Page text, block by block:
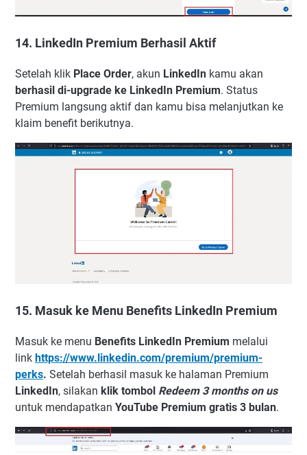
14. LinkedIn Premium Berhasil Aktif
Setelah klik Place Order, akun LinkedIn kamu akan
berhasil di-upgrade ke LinkedIn Premium. Status
Premium langsung aktif dan kamu bisa melanjutkan ke
klaim benefit berikutnya.
15. Masuk ke Menu Benefits LinkedIn Premium
Masuk ke menu Benefits LinkedIn Premium melalui
link https://www.linkedin.com/premium/premium-
perks. Setelah berhasil masuk ke halaman Premium
LinkedIn, silakan klik tombol Redeem 3 months on us
untuk mendapatkan YouTube Premium gratis 3 bulan.